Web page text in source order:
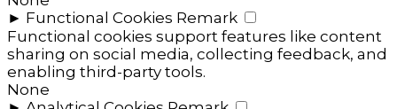
► Functional Cookies Remark
Functional cookies support features like content
sharing on social media, collecting feedback, and
enabling third-party tools.
None